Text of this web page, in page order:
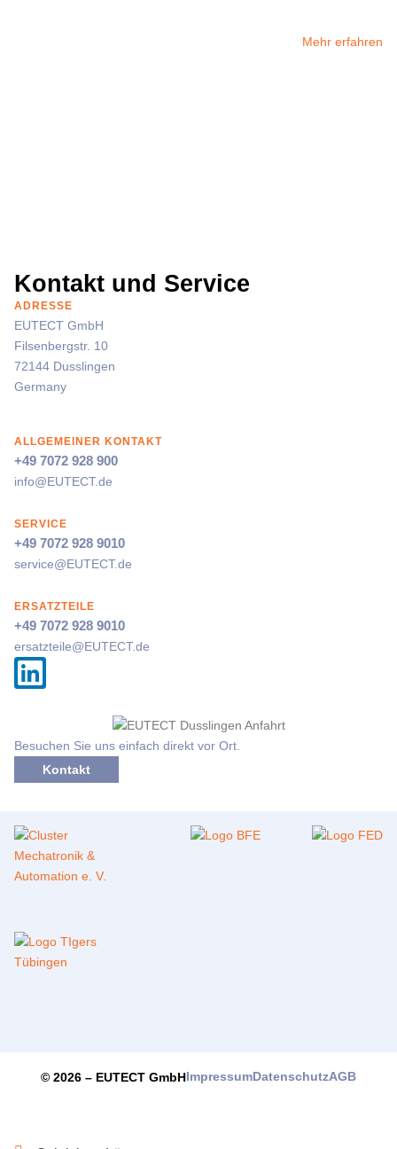
Mehr erfahren
Kontakt und Service
ADRESSE
EUTECT GmbH
Filsenbergstr. 10
72144 Dusslingen
Germany
ALLGEMEINER KONTAKT
+49 7072 928 900
info@EUTECT.de
SERVICE
+49 7072 928 9010
service@EUTECT.de
ERSATZTEILE
+49 7072 928 9010
ersatzteile@EUTECT.de
Besuchen Sie uns einfach direkt vor Ort.
Kontakt
© 2026 – EUTECT GmbHImpressumDatenschutzAGB